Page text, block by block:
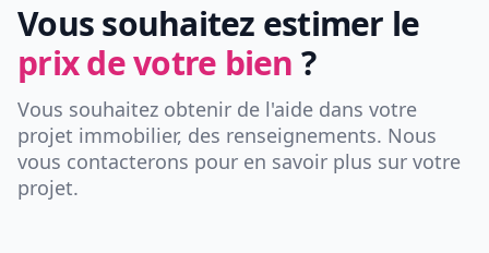
Vous souhaitez estimer le
prix de votre bien ?
Vous souhaitez obtenir de l'aide dans votre
projet immobilier, des renseignements. Nous
vous contacterons pour en savoir plus sur votre
projet.